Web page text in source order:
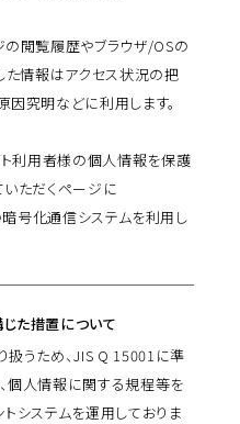
閲覧履歴やブラウザ/OSの
た情報はアクセス状況の把
究明などに利用します。
ト利用者様の個人情報を保護
ただくページに
号化通信システムを利用し
た措置について
うため、JIS Q 15001に準
個人情報に関する規程等を
システムを運用しておりま